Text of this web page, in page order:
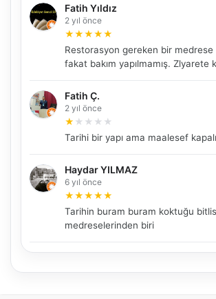
Fatih Yıldız
2 yıl önce
★★★★★
Restorasyon gereken bir
fakat bakım yapılmamış. Zlyarete
Fatih Ç.
2 yıl önce
★ ★ ★ ★ ★
Tarihi bir yapı ama maalesef
Haydar YILMAZ
6 yıl önce
★★★★★
Tarihin buram buram koktuğu
medreselerinden biri
NBY Akıllı Asistan
AI kullanmadan, sitedeki gerçek yerlerle
🧭 Rehber
🌿 Doğa